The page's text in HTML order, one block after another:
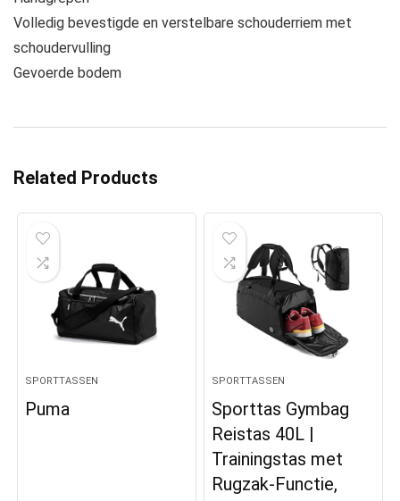
Volledig bevestigde en verstelbare schouderriem met
schoudervulling
Gevoerde bodem
Related Products
SPORTTASSEN
Puma
SPORTTASSEN
Sporttas Gymbag
Reistas 40L |
Trainingstas met
Rugzak-Functie,